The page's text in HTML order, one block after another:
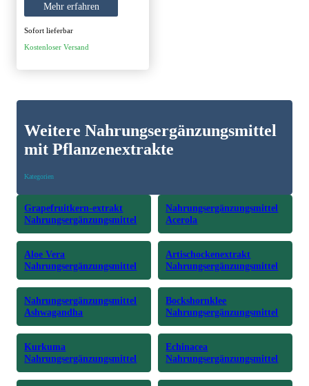
was:
21,99 €.
is:
19,79 €.
Mehr erfahren
Sofort lieferbar
Kostenloser Versand
Weitere Nahrungsergänzungsmittel
mit Pflanzenextrakte
Kategorien
Grapefruitkern-extrakt
Nahrungsergänzungsmittel
Nahrungsergänzungsmittel
Acerola
Aloe Vera
Nahrungsergänzungsmittel
Artischockenextrakt
Nahrungsergänzungsmittel
Nahrungsergänzungsmittel
Ashwagandha
Bockshornklee
Nahrungsergänzungsmittel
Kurkuma
Nahrungsergänzungsmittel
Echinacea
Nahrungsergänzungsmittel